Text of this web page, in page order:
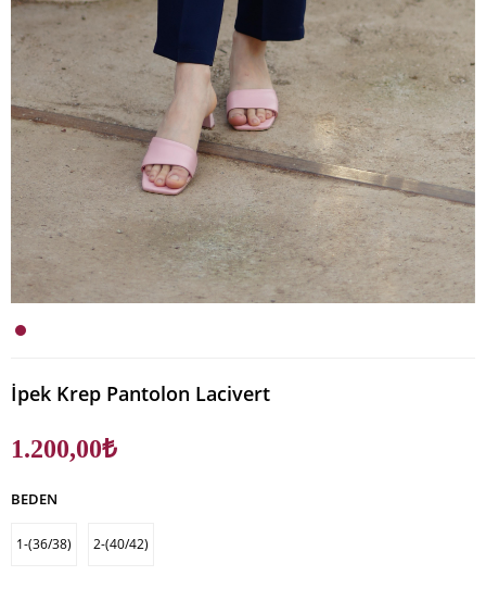
İpek Krep Pantolon Lacivert
1.200,00₺
BEDEN
1-(36/38) 2-(40/42)